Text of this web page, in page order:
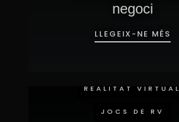
negoci
LLEGEIX-NE MÉS
REALITAT VIRTUAL
JOCS DE RV